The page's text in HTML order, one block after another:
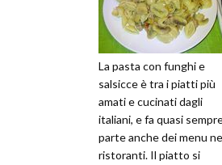
La pasta con funghi e
salsicce è tra i piatti più
amati e cucinati dagli
italiani, e fa quasi
parte anche dei menu
ristoranti. Il piatto si